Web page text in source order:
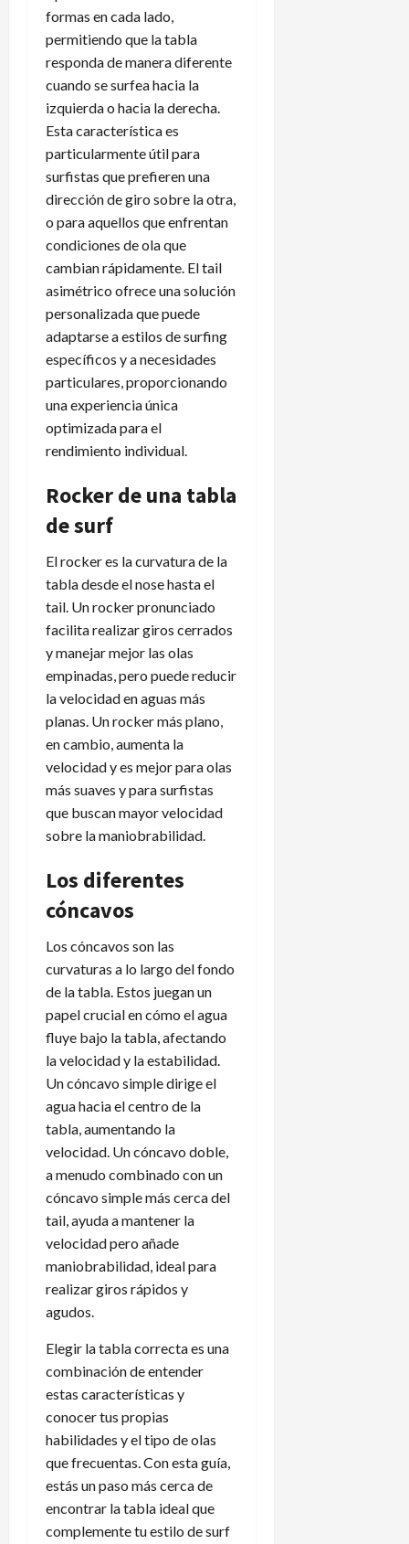
formas en cada lado,
permitiendo que la tabla
responda de manera diferente
cuando se surfea hacia la
izquierda o hacia la derecha.
Esta característica es
particularmente útil para
surfistas que prefieren una
dirección de giro sobre la otra,
o para aquellos que enfrentan
condiciones de ola que
cambian rápidamente. El tail
asimétrico ofrece una solución
personalizada que puede
adaptarse a estilos de surfing
específicos y a necesidades
particulares, proporcionando
una experiencia única
optimizada para el
rendimiento individual.
Rocker de una tabla
de surf
El rocker es la curvatura de la
tabla desde el nose hasta el
tail. Un rocker pronunciado
facilita realizar giros cerrados
y manejar mejor las olas
empinadas, pero puede reducir
la velocidad en aguas más
planas. Un rocker más plano,
en cambio, aumenta la
velocidad y es mejor para olas
más suaves y para surfistas
que buscan mayor velocidad
sobre la maniobrabilidad.
Los diferentes
cóncavos
Los cóncavos son las
curvaturas a lo largo del fondo
de la tabla. Estos juegan un
papel crucial en cómo el agua
fluye bajo la tabla, afectando
la velocidad y la estabilidad.
Un cóncavo simple dirige el
agua hacia el centro de la
tabla, aumentando la
velocidad. Un cóncavo doble,
a menudo combinado con un
cóncavo simple más cerca del
tail, ayuda a mantener la
velocidad pero añade
maniobrabilidad, ideal para
realizar giros rápidos y
agudos.
Elegir la tabla correcta es una
combinación de entender
estas características y
conocer tus propias
habilidades y el tipo de olas
que frecuentas. Con esta guía,
estás un paso más cerca de
encontrar la tabla ideal que
complemente tu estilo de surf